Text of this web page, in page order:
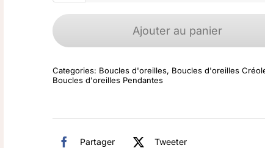
Boucles
Or
Ajouter au panier
Categories: Boucles d'oreilles, Boucles d'oreilles
Boucles d'oreilles Pendantes
Partager
Tweeter